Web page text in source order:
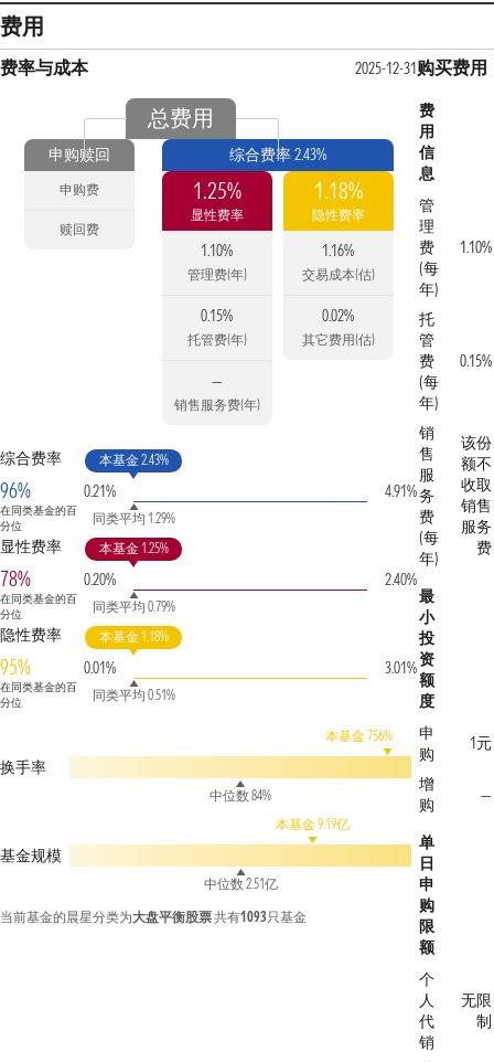
费用
费率与成本 2025-12-31
总费用
申购赎回
申购费
赎回费
综合费率 2.43%
1.25%
显性费率
1.10%
管理费(年)
0.15%
托管费(年)
—
销售服务费(年)
1.18%
隐性费率
1.16%
交易成本(估)
0.02%
其它费用(估)
综合费率
96%
在同类基金的百
分位
0.21%
本基金 2.43%
同类平均 1.29%
4.91%
显性费率
78%
在同类基金的百
分位
0.20%
本基金 1.25%
同类平均 0.79%
2.40%
隐性费率
95%
在同类基金的百
分位
0.01%
本基金 1.18%
同类平均 0.51%
3.01%
换手率
本基金 756%
中位数 84%
基金规模
本基金 9.19亿
中位数 2.51亿
当前基金的晨星分类为大盘平衡股票共有1093只基金
购买费用
费
用
信
息
管
理
费
(每
年)
1.10%
托
管
费
(每
年)
0.15%
销
售
服
务
费
(每
年)
该份
额不
收取
销售
服务
费
最
小
投
资
额
度
申
购
1元
增
购
—
单
日
申
购
限
额
个
人
代
销
无限
制